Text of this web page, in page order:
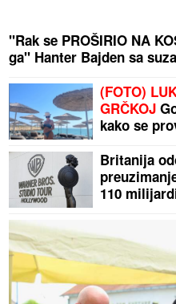
"Rak se PROŠIRIO NA
ga" Hanter Bajden sa
(FOTO)
GRČKOJ
kako se
Britanija
110